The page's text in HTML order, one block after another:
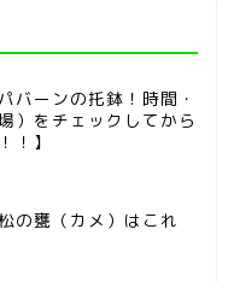
バーンの托鉢！時間・
）をチェックしてから
！】
の甕（カメ）はこれ